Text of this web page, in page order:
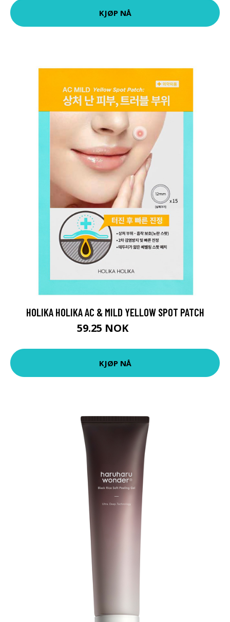
KJØP NÅ
HOLIKA HOLIKA AC & MILD YELLOW SPOT PATCH
59.25 NOK
KJØP NÅ